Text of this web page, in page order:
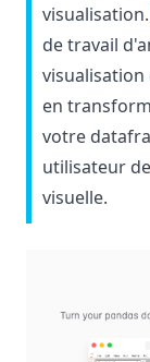
visualisation.
de travail
visualisation
en
votre
utilisateur
visuelle.